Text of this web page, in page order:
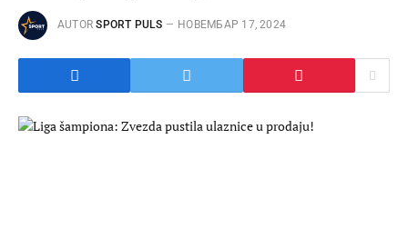
AUTOR SPORT PULS НОВЕМБАР 17, 2024